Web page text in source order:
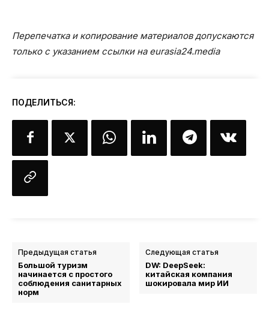
Перепечатка и копирование материалов допускаются
только с указанием ссылки на eurasia24.media
ПОДЕЛИТЬСЯ:
Предыдущая статья
Большой туризм
начинается с простого
соблюдения санитарных
норм
Следующая статья
DW: DeepSeek:
китайская компания
шокировала мир ИИ